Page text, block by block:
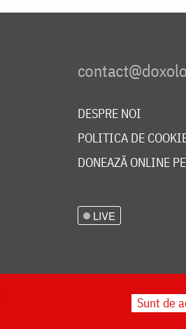
DESPRE NOI
POLITICA DE
DONEAZĂ ONLINE
LIVE
Sunt de